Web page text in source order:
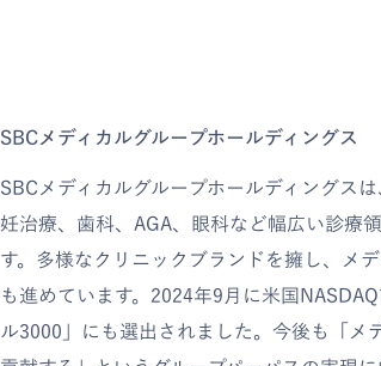
SBCメディカルグループホールディングス
SBCメディカルグループホールディングス
妊治療、歯科、AGA、眼科など幅広い診療
す。多様なクリニックブランドを擁し、メ
も進めています。2024年9月に米国
ル3000」にも選出されました。今後も「メ